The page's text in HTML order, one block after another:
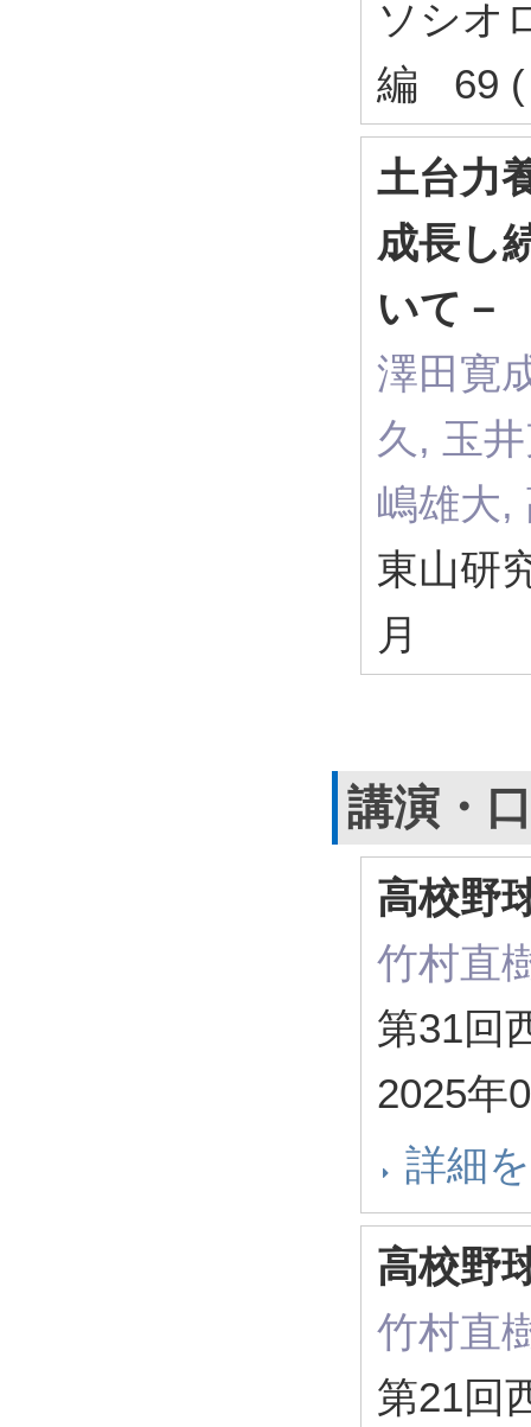
ソシオ
編 69 (
土台力
成長し
いて－
澤田寛
久, 玉
嶋雄大,
東山研
月
講演・
高校野
竹村直
第31回
2025年
詳細
高校野
竹村直
第21回